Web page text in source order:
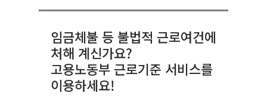
임금체불 등 불법적 근로여건에
처해 계신가요?
고용노동부 근로기준 서비스를
이용하세요!